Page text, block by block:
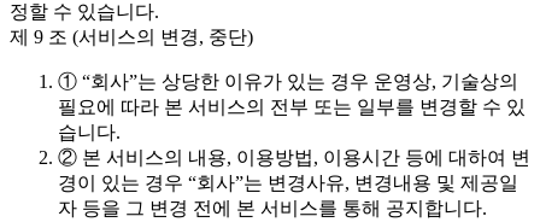
정할 수 있습니다.
제 9 조 (서비스의 변경, 중단)
① “회사”는 상당한 이유가 있는 경우 운영상, 기술상의
필요에 따라 본 서비스의 전부 또는 일부를 변경할 수 있
습니다.
② 본 서비스의 내용, 이용방법, 이용시간 등에 대하여 변
경이 있는 경우 “회사”는 변경사유, 변경내용 및 제공일
자 등을 그 변경 전에 본 서비스를 통해 공지합니다.